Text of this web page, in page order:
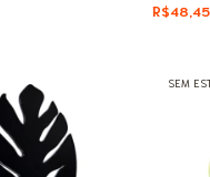
R$48,45
SEM